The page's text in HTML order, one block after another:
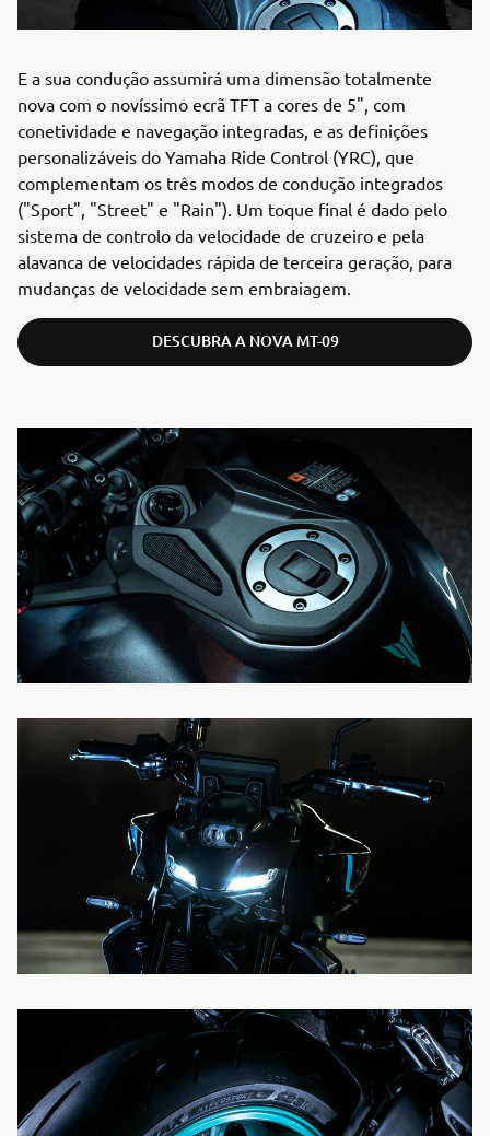
E a sua condução assumirá uma dimensão totalmente
nova com o novíssimo ecrã TFT a cores de 5", com
conetividade e navegação integradas, e as definições
personalizáveis do Yamaha Ride Control (YRC), que
complementam os três modos de condução integrados
("Sport", "Street" e "Rain"). Um toque final é dado pelo
sistema de controlo da velocidade de cruzeiro e pela
alavanca de velocidades rápida de terceira geração, para
mudanças de velocidade sem embraiagem.
DESCUBRA A NOVA MT-09